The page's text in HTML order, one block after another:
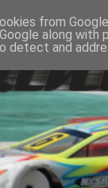
from
along
detect and